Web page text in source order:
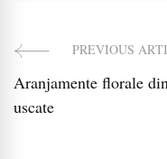
PostPREVIOUS
Aranjamente florale
uscate